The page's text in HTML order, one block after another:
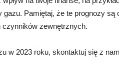
Pamiętaj, że te prognozy są
zewnętrznych.
w 2023 roku, skontaktuj się z